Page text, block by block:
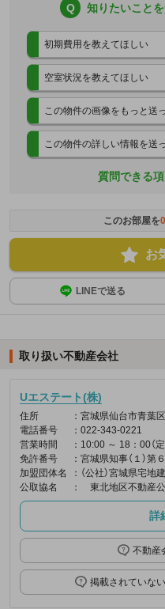
Q 知りたいこと
初期費用を教えてほしい
空室状況を教えてほしい
この物件の画像をもっと送
この物件の詳しい情報を送
質問できる
このお部屋を0
お
LINEで送る
取り扱い不動産会社
Uエステート(株)
住所
：宮城県仙台市青葉
電話番号
：022-343-0221
営業時間
：10:00 ～ 18：00（
免許番号
：宮城県知事（１）第
加盟団体名
：（公社）宮城県宅
公取協名
： 東北地区不動産
詳
不動産
掲載されていな